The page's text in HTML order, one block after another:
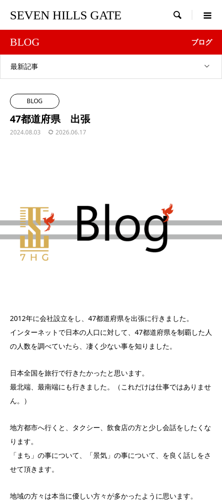
SEVEN HILLS GATE 
BLOG ブログ
最新記事
BLOG
47都道府県 出張
2024.08.03 2026.06.17
2012年に会社設立をし、47都道府県を出張に行きました。
インターネットで日本の人口に対して、47都道府県を制覇した人
の人数を調べていたら、凄く少ない事を知りました。
日本全国を旅行で行きたかったと思います。
最北端、最南端にも行きました。（これだけは仕事ではありませ
ん。）
地方都市へ行くと、タクシー、飲食店の方と少し会話をしたくな
ります。
「まち」の事について、「景気」の事について、を良く話しをさ
せて頂きます。
地域の方々は本当に優しい方々が多かったように思います。